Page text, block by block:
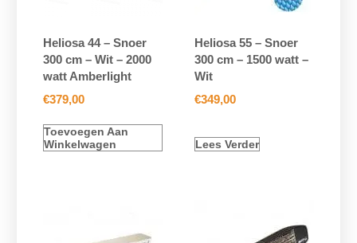
Heliosa 44 – Snoer
300 cm – Wit – 2000
watt Amberlight
€379,00
Toevoegen Aan
Winkelwagen
Heliosa 55 – Snoer
300 cm – 1500 watt –
Wit
€349,00
Lees Verder